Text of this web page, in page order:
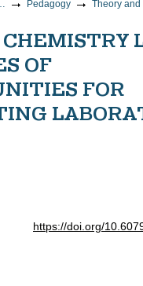
Sciences Pedagogy
OF
FOR
https://doi.org/